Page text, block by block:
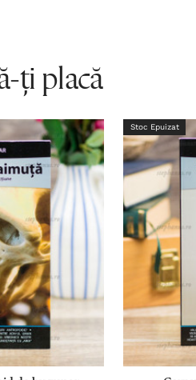
ți placă
Stoc Epuizat